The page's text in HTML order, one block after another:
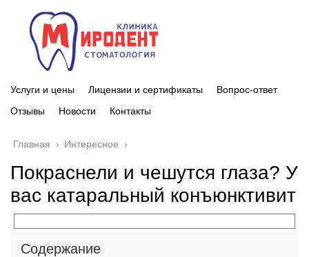
Услуги и цены Лицензии и сертификаты
Вопрос-ответ
Отзывы
Новости Контакты
Главная › Интересное ›
Покраснели и чешутся глаза? У
вас катаральный конъюнктивит
Содержание